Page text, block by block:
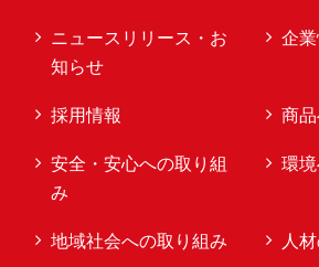
ニュースリリース・お
知らせ
企
採用情報 商
安全・安心への取り組
み
環
地域社会への取り組み 人